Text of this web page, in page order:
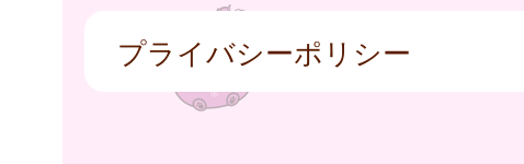
プライバシーポリシー